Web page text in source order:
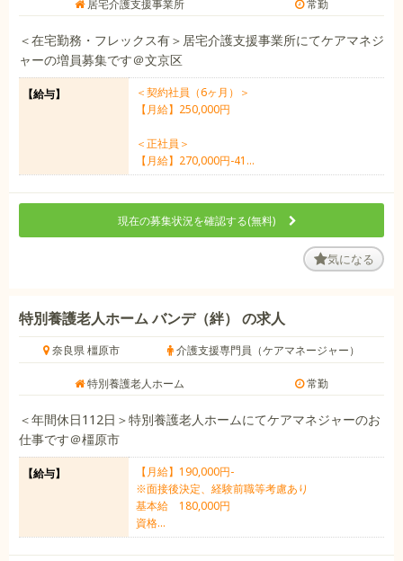
居宅介護支援事業所 常勤
＜在宅勤務・フレックス有＞居宅介護支援事業所にてケアマネジ
ャーの増員募集です＠文京区
【給与】
＜契約社員（6ヶ月）＞
【月給】250,000円
＜正社員＞
【月給】270,000円-41...
現在の募集状況を確認する(無料)
気になる
特別養護老人ホーム バンデ（絆） の求人
奈良県 橿原市 介護支援専門員（ケアマネージャー）
特別養護老人ホーム 常勤
＜年間休日112日＞特別養護老人ホームにてケアマネジャーのお
仕事です＠橿原市
【給与】
【月給】190,000円-
※面接後決定、経験前職等考慮あり
基本給 180,000円
資格...